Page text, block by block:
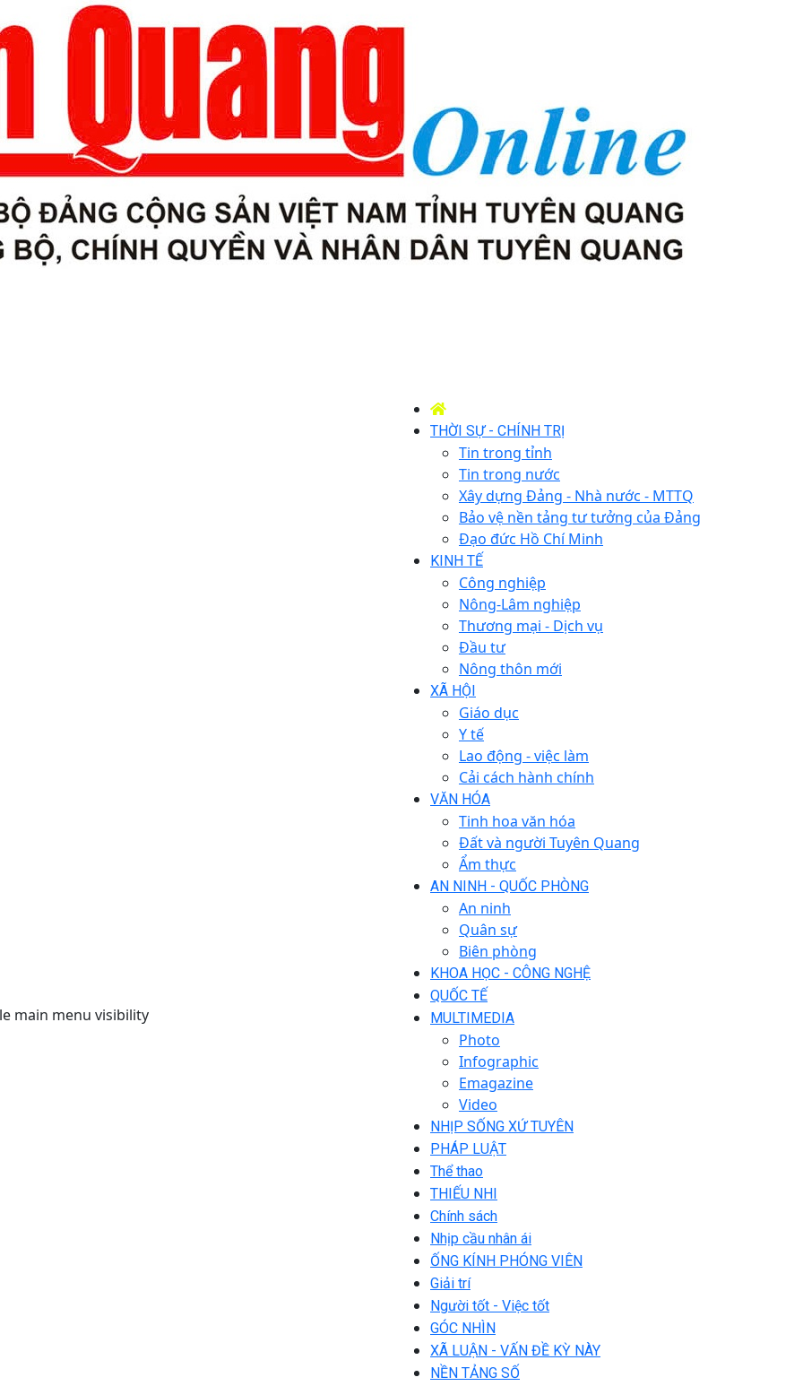
main menu visibility
THỜI SỰ - CHÍNH TRỊ
Tin trong tỉnh
Tin trong nước
Xây dựng Đảng - Nhà nước - MTTQ
Bảo vệ nền tảng tư tưởng của Đảng
Đạo đức Hồ Chí Minh
KINH TẾ
Công nghiệp
Nông-Lâm nghiệp
Thương mại - Dịch vụ
Đầu tư
Nông thôn mới
XÃ HỘI
Giáo dục
Y tế
Lao động - việc làm
Cải cách hành chính
VĂN HÓA
Tinh hoa văn hóa
Đất và người Tuyên Quang
Ẩm thực
AN NINH - QUỐC PHÒNG
An ninh
Quân sự
Biên phòng
KHOA HỌC - CÔNG NGHỆ
QUỐC TẾ
MULTIMEDIA
Photo
Infographic
Emagazine
Video
NHỊP SỐNG XỨ TUYÊN
PHÁP LUẬT
Thể thao
THIẾU NHI
Chính sách
Nhịp cầu nhân ái
ỐNG KÍNH PHÓNG VIÊN
Giải trí
Người tốt - Việc tốt
GÓC NHÌN
XÃ LUẬN - VẤN ĐỀ KỲ NÀY
NỀN TẢNG SỐ